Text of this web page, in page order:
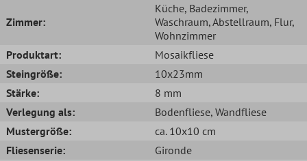
Zimmer:
Küche, Badezimmer,
Waschraum, Abstellraum, Flur,
Wohnzimmer
Produktart:
Mosaikfliese
Steingröße:
10x23mm
Stärke:
8 mm
Verlegung als:
Bodenfliese, Wandfliese
Mustergröße:
ca. 10x10 cm
Fliesenserie:
Gironde